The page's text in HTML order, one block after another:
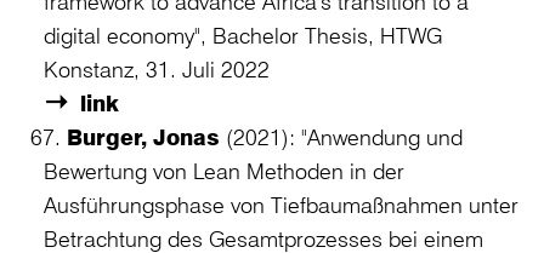
digital economy", Bachelor Thesis, HTWG
Konstanz, 31. Juli 2022
link
Burger, Jonas (2021): "Anwendung und
Bewertung von Lean Methoden in der
Ausführungsphase von Tiefbaumaßnahmen unter
Betrachtung des Gesamtprozesses bei einem